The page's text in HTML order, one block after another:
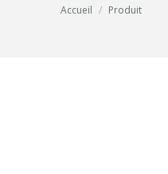
Accueil Produit